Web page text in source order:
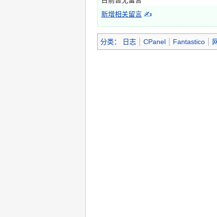
新增相关留言 ✍
分类： 日志 CPanel Fantastico